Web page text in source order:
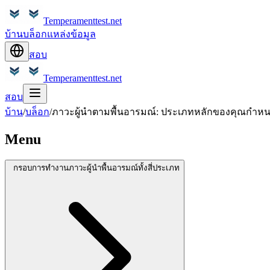
Temperamenttest.net
บ้านบล็อกแหล่งข้อมูล
สอบ
Temperamenttest.net
สอบ
บ้าน/บล็อก/ภาวะผู้นำตามพื้นอารมณ์: ประเภทหลักของคุณกำหน
Menu
กรอบการทำงานภาวะผู้นำพื้นอารมณ์ทั้งสี่ประเภท